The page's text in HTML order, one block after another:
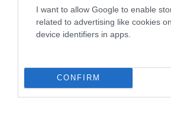
I want to allow Google to enable
related to advertising like cookies
device identifiers in apps.
CONFIRM
στο τελευταίο φιλικό επί ιταλικού